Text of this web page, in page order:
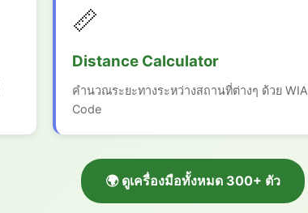
📏
Distance Calculator
คำนวณระยะทางระหว่างสถานที่ต่างๆ ด้วย WIA
Code
🌍 ดูเครื่องมือทั้งหมด 300+ ตัว